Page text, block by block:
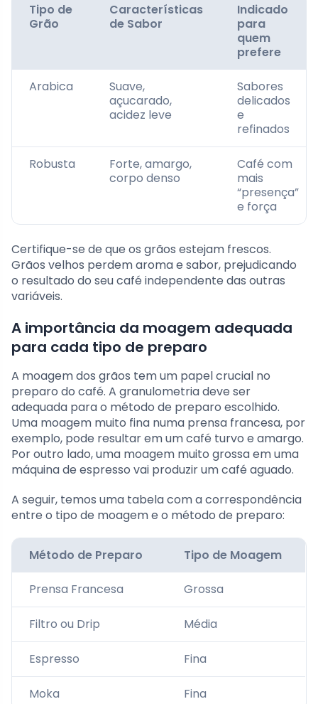
Tipo de
Grão
Características
de Sabor
Indicado
para
quem
prefere
Arabica
Suave,
açucarado,
acidez leve
Sabores
delicados
e
refinados
Robusta
Forte, amargo,
corpo denso
Café com
mais
“presença”
e força
Certifique-se de que os grãos estejam frescos.
Grãos velhos perdem aroma e sabor, prejudicando
o resultado do seu café independente das outras
variáveis.
A importância da moagem adequada
para cada tipo de preparo
A moagem dos grãos tem um papel crucial no
preparo do café. A granulometria deve ser
adequada para o método de preparo escolhido.
Uma moagem muito fina numa prensa francesa, por
exemplo, pode resultar em um café turvo e amargo.
Por outro lado, uma moagem muito grossa em uma
máquina de espresso vai produzir um café aguado.
A seguir, temos uma tabela com a correspondência
entre o tipo de moagem e o método de preparo:
Método de Preparo Tipo de Moagem
Prensa Francesa Grossa
Filtro ou Drip Média
Espresso Fina
Moka Fina